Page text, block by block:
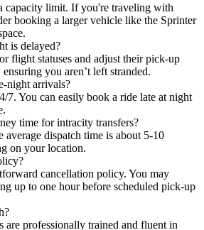
capacity limit. If you're traveling with
booking a larger vehicle like the Sprinter
is delayed?
flight statuses and adjust their pick-up
you aren’t left stranded.
night arrivals?
7. You can easily book a ride late at night
time for intracity transfers?
average dispatch time is about 5-10
on your location.
cancellation policy. You may
up to one hour before scheduled pick-up
are professionally trained and fluent in